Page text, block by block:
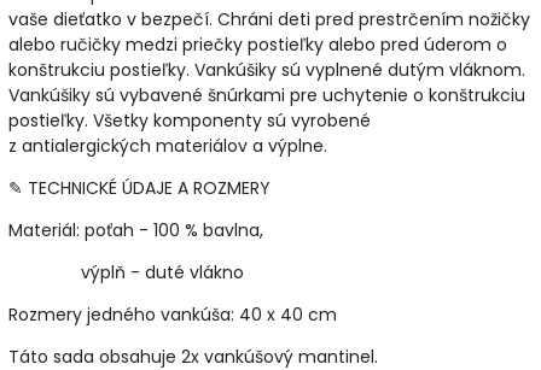
vaše dieťatko v bezpečí. Chráni deti pred prestrčením nožičky
alebo ručičky medzi priečky postieľky alebo pred úderom o
konštrukciu postieľky. Vankúšiky sú vyplnené dutým vláknom.
Vankúšiky sú vybavené šnúrkami pre uchytenie o konštrukciu
postieľky. Všetky komponenty sú vyrobené
z antialergických materiálov a výplne.
✎ TECHNICKÉ ÚDAJE A ROZMERY
Materiál: poťah - 100 % bavlna,
výplň - duté vlákno
Rozmery jedného vankúša: 40 x 40 cm
Táto sada obsahuje 2x vankúšový mantinel.